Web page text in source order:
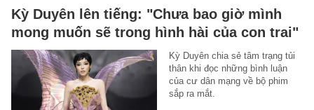
Kỳ Duyên lên tiếng: "Chưa bao giờ mình
mong muốn sẽ trong hình hài của con trai"
Kỳ Duyên chia sẻ tâm trạng tủi
thân khi đọc những bình luận
của cư dân mạng về bộ phim
sắp ra mắt.